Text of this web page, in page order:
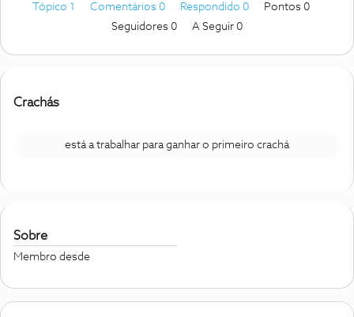
Tópico 1 Comentários 0 Respondido 0
Pontos 0
Seguidores 0 A Seguir 0
Crachás
está a trabalhar para ganhar o primeiro crachá
Sobre
Membro desde